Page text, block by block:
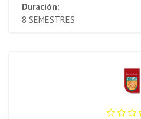
Duración:
8 SEMESTRES